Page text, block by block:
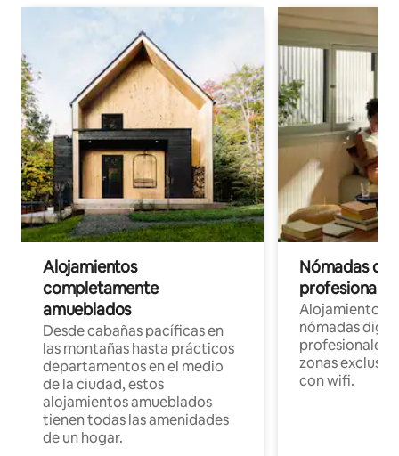
Alojamientos
completamente
amueblados
Desde cabañas pacíficas en
las montañas hasta prácticos
departamentos en el medio
de la ciudad, estos
alojamientos amueblados
tienen todas las amenidades
de un hogar.
Nómadas
Alojamientos
nómadas
profesionales
zonas
con wifi.